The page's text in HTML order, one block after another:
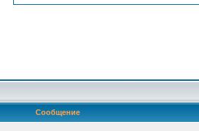
Сообщение